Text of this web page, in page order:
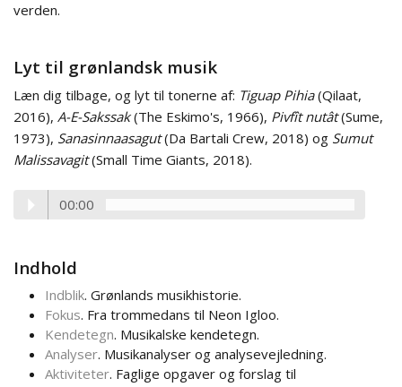
verden.
Lyt til grønlandsk musik
Læn dig tilbage, og lyt til tonerne af: Tiguap Pihia(Qilaat,
2016), A-E-Sakssak(The Eskimo's, 1966), Pivfît nutât(Sume,
1973), Sanasinnaasagut(Da Bartali Crew, 2018) og Sumut
Malissavagit(Small Time Giants, 2018).
00:00
Indhold
Indblik. Grønlands musikhistorie.
Fokus. Fra trommedans til Neon Igloo.
Kendetegn. Musikalske kendetegn.
Analyser. Musikanalyser og analysevejledning.
Aktiviteter. Faglige opgaver og forslag til